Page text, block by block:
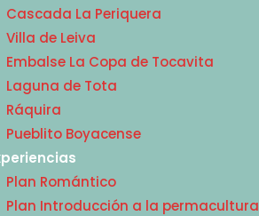
Cascada La Periquera
Villa de Leiva
Embalse La Copa de Tocavita
Laguna de Tota
Ráquira
Pueblito Boyacense
Plan Romántico
Plan Introducción a la permacultura